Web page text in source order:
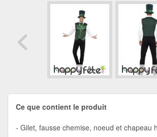
Ce que contient le produit
Gilet, fausse chemise, noeud et chapeau